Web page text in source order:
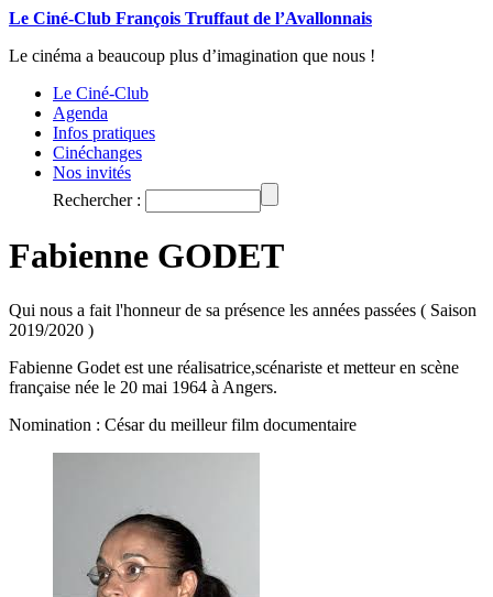
Le Ciné-Club François Truffaut de l’Avallonnais
Le cinéma a beaucoup plus d’imagination que nous !
Le Ciné-Club
Agenda
Infos pratiques
Cinéchanges
Nos invités
Rechercher :
Fabienne GODET
Qui nous a fait l'honneur de sa présence les années passées ( Saison
2019/2020 )
Fabienne Godet est une réalisatrice,scénariste et metteur en scène
française née le 20 mai 1964 à Angers.
Nomination : César du meilleur film documentaire